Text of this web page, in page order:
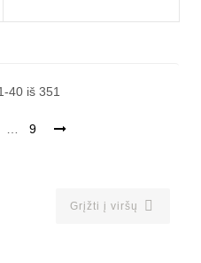
40 iš 351
9
Grįžti į viršų 